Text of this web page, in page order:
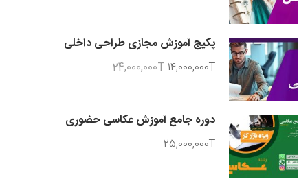
پکیج آموزش مجازی طراحی داخلی
24,000,000T14,000,000T
دوره جامع آموزش عکاسی حضوری
25,000,000T